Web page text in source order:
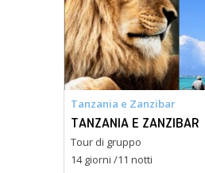
Tanzania e Zanzibar
TANZANIA E ZANZIBAR
Tour di gruppo
14 giorni /11 notti